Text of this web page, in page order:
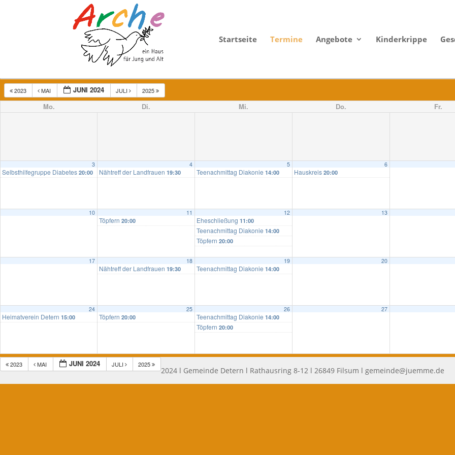
Startseite Termine Angebote Kinderkrippe
2023 MAI JUNI 2024 JULI 2025
Mo. Di. Mi. Do. Fr.
3
Selbsthilfegruppe Diabetes 20:00
4
Nähtreff der Landfrauen 19:30
5
Teenachmittag Diakonie 14:00
6
Hauskreis 20:00
10 11
Töpfern 20:00
12
Eheschließung 11:00
Teenachmittag Diakonie 14:00
Töpfern 20:00
13
17 18
Nähtreff der Landfrauen 19:30
19
Teenachmittag Diakonie 14:00
20
24
Heimatverein Detern 15:00
25
Töpfern 20:00
26
Teenachmittag Diakonie 14:00
Töpfern 20:00
27
2023 MAI JUNI 2024 JULI 2025
2024 l Gemeinde Detern l Rathausring 8-12 l 26849 Filsum lgemeinde@juemme.de